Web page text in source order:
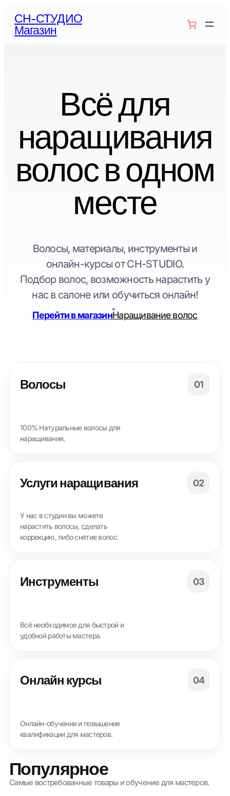
содержимому
СН-СТУДИО
Магазин
Всё для
наращивания
волос в одном
месте
Волосы, материалы, инструменты и
онлайн-курсы от CH-STUDIO.
Подбор волос, возможность нарастить у
нас в салоне или обучиться онлайн!
Перейти в магазинНаращивание волос
Волосы 01
100% Натуральные волосы для
наращивания.
Услуги наращивания 02
У нас в студии вы можете
нарастить волосы, сделать
коррекцию, либо снятие волос.
Инструменты 03
Всё необходимое для быстрой и
удобной работы мастера.
Онлайн курсы 04
Онлайн-обучение и повышение
квалификации для мастеров.
Популярное
Самые востребованные товары и обучение для мастеров.